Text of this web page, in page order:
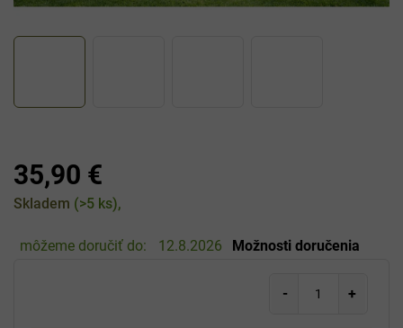
35,90 €
Jednotková
Skladem (>5 ks)
môžeme doručiť do: 12.8.2026 Možnosti doručenia